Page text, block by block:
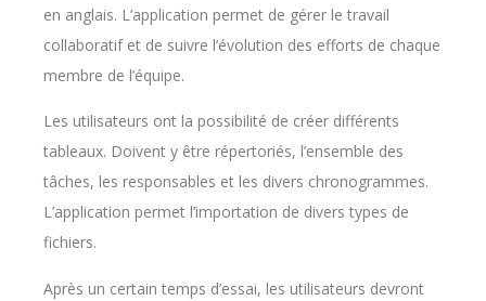
en anglais. L’application permet de gérer le travail
collaboratif et de suivre l’évolution des efforts de chaque
membre de l’équipe.
Les utilisateurs ont la possibilité de créer différents
tableaux. Doivent y être répertoriés, l’ensemble des
tâches, les responsables et les divers chronogrammes.
L’application permet l’importation de divers types de
fichiers.
Après un certain temps d’essai, les utilisateurs devront